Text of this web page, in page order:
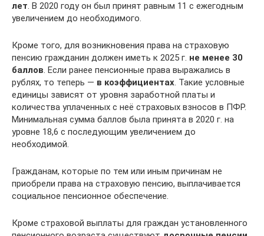
лет. В 2020 году он был принят равным 11 с ежегодным
увеличением до необходимого.
Кроме того, для возникновения права на страховую
пенсию гражданин должен иметь к 2025 г. не менее 30
баллов. Если ранее пенсионные права выражались в
рублях, то теперь — в коэффициентах. Такие условные
единицы зависят от уровня заработной платы и
количества уплаченных с неё страховых взносов в ПФР.
Минимальная сумма баллов была принята в 2020 г. на
уровне 18,6 с последующим увеличением до
необходимой.
Гражданам, которые по тем или иным причинам не
приобрели права на страховую пенсию, выплачивается
социальное пенсионное обеспечение.
Кроме страховой выплаты для граждан установленного